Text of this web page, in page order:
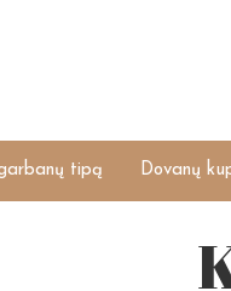
tipą Dovanų